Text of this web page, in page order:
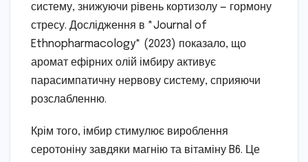
систему, знижуючи рівень кортизолу — гормону
стресу. Дослідження в *Journal of
Ethnopharmacology* (2023) показало, що
аромат ефірних олій імбиру активує
парасимпатичну нервову систему, сприяючи
розслабленню.
Крім того, імбир стимулює вироблення
серотоніну завдяки магнію та вітаміну B6. Це